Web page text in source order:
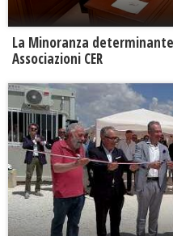
La Minoranza
Associazioni CER